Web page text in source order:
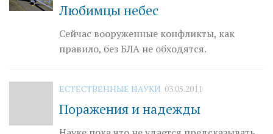
Любимцы небес
Сейчас вооруженные конфликты, как
правило, без БЛА не обходятся.
ЕСТЕСТВЕННЫЕ НАУКИ 03.05.2011
Поражения и надежды